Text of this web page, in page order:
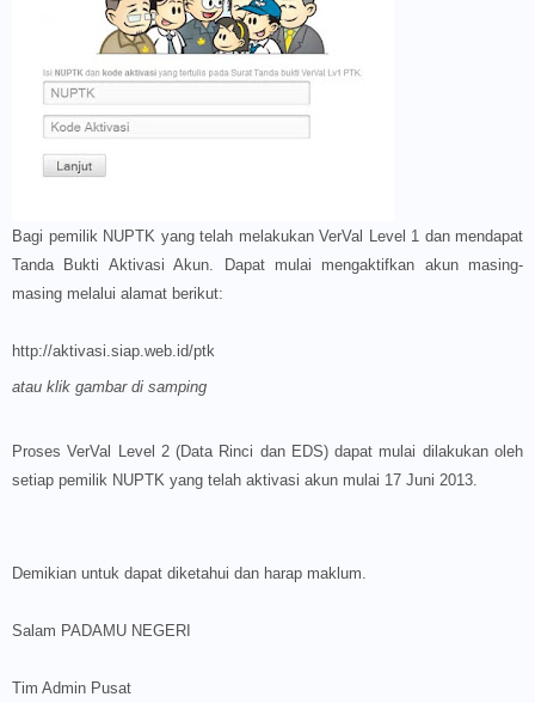
Bagi pemilik NUPTK yang telah melakukan VerVal Level 1 dan mendapat
Tanda Bukti Aktivasi Akun. Dapat mulai mengaktifkan akun masing-
masing melalui alamat berikut:
http://aktivasi.siap.web.id/ptk
atau klik gambar di samping
Proses VerVal Level 2 (Data Rinci dan EDS) dapat mulai dilakukan oleh
setiap pemilik NUPTK yang telah aktivasi akun mulai 17 Juni 2013.
Demikian untuk dapat diketahui dan harap maklum.
Salam PADAMU NEGERI
Tim Admin Pusat